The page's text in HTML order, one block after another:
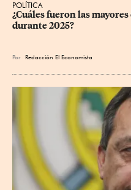
POLÍTICA
¿Cuáles fueron las
durante 2025?
Por Redacción El Economista